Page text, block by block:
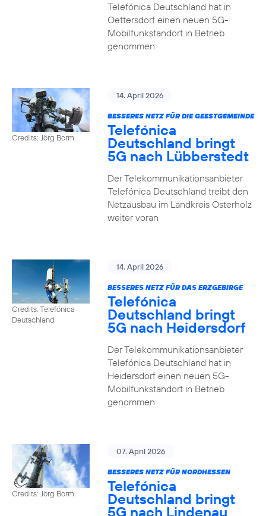
Telefónica Deutschland hat in
Oettersdorf einen neuen 5G-
Mobilfunkstandort in Betrieb
genommen
Credits: Jörg Borm
14. April 2026
BESSERES NETZ FÜR DIE GEESTGEMEINDE
Telefónica
Deutschland bringt
5G nach Lübberstedt
Der Telekommunikationsanbieter
Telefónica Deutschland treibt den
Netzausbau im Landkreis Osterholz
weiter voran
Credits: Telefónica
Deutschland
14. April 2026
BESSERES NETZ FÜR DAS ERZGEBIRGE
Telefónica
Deutschland bringt
5G nach Heidersdorf
Der Telekommunikationsanbieter
Telefónica Deutschland hat in
Heidersdorf einen neuen 5G-
Mobilfunkstandort in Betrieb
genommen
Credits: Jörg Borm
07. April 2026
BESSERES NETZ FÜR NORDHESSEN
Telefónica
Deutschland bringt
5G nach Lindenau